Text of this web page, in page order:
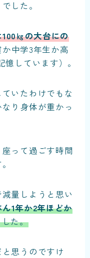
した。
㎏の大台にの
中学3年生か高
しています）。
いたわけでもな
り身体が重かっ
って過ごす時間
量しようと思い
1年か2年ほどか
た。
思うのですけ